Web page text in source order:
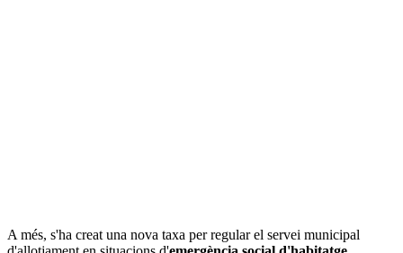
A més, s'ha creat una nova taxa per regular el servei municipal